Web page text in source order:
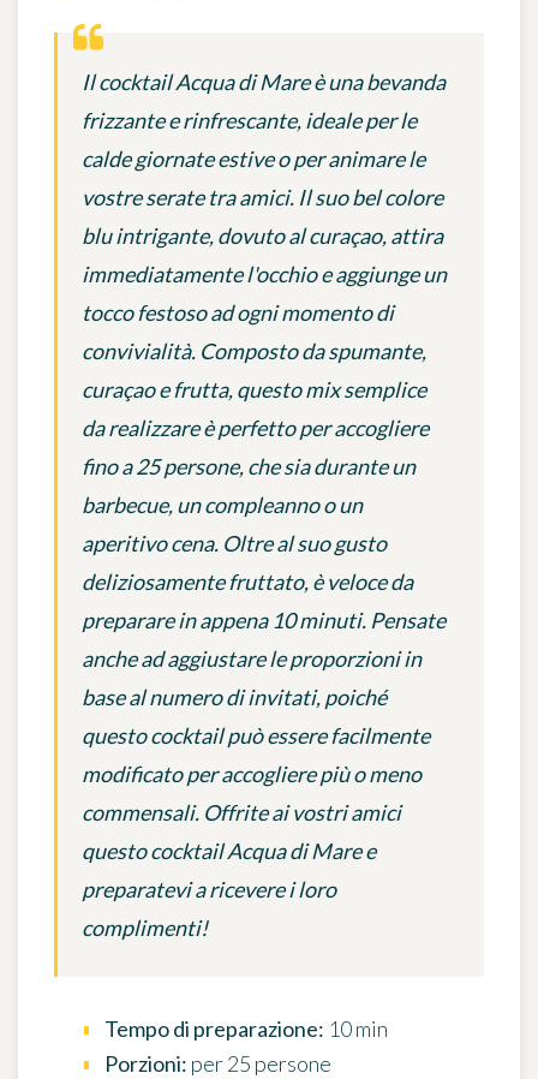
Il cocktail Acqua di Mare è una bevanda
frizzante e rinfrescante, ideale per le
calde giornate estive o per animare le
vostre serate tra amici. Il suo bel colore
blu intrigante, dovuto al curaçao, attira
immediatamente l'occhio e aggiunge un
tocco festoso ad ogni momento di
convivialità. Composto da spumante,
curaçao e frutta, questo mix semplice
da realizzare è perfetto per accogliere
fino a 25 persone, che sia durante un
barbecue, un compleanno o un
aperitivo cena. Oltre al suo gusto
deliziosamente fruttato, è veloce da
preparare in appena 10 minuti. Pensate
anche ad aggiustare le proporzioni in
base al numero di invitati, poiché
questo cocktail può essere facilmente
modificato per accogliere più o meno
commensali. Offrite ai vostri amici
questo cocktail Acqua di Mare e
preparatevi a ricevere i loro
complimenti!
Tempo di preparazione: 10 min
Porzioni: per 25 persone